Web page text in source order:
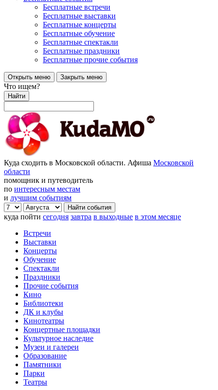
Бесплатные встречи
Бесплатные выставки
Бесплатные концерты
Бесплатные обучение
Бесплатные спектакли
Бесплатные праздники
Бесплатные прочие события
Открыть меню Закрыть меню
Что ищем?
Найти
Куда сходить в Московской области. Афиша Московской
области
помощник и путеводитель
по интересным местам
и лучшим событиям
куда пойти сегодня завтра в выходные в этом месяце
Встречи
Выставки
Концерты
Обучение
Спектакли
Праздники
Прочие события
Кино
Библиотеки
ДК и клубы
Кинотеатры
Концертные площадки
Культурное наследие
Музеи и галереи
Образование
Памятники
Парки
Театры